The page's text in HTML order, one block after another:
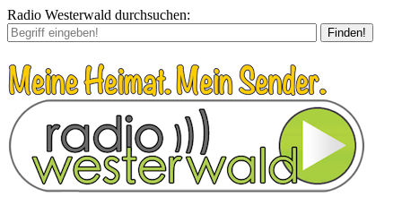
Radio Westerwald durchsuchen:
Finden!